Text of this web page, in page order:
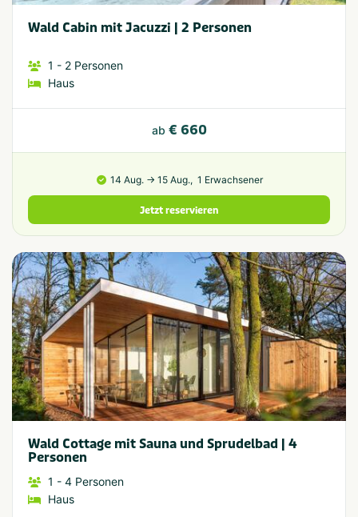
Wald Cabin mit Jacuzzi | 2 Personen
1 - 2 Personen
Haus
ab € 660
14 Aug. → 15 Aug., 1 Erwachsener
Jetzt reservieren
Wald Cottage mit Sauna und Sprudelbad | 4
Personen
1 - 4 Personen
Haus